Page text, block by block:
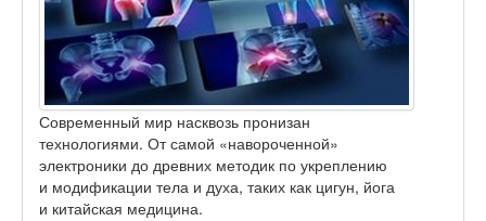
Современный мир насквозь пронизан
технологиями. От самой «навороченной»
электроники до древних методик по укреплению
и модификации тела и духа, таких как цигун, йога
и китайская медицина.